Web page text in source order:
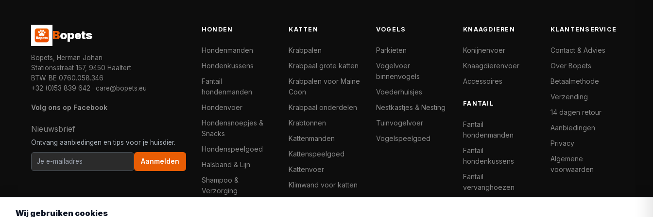
Bopets
Bopets, Herman Johan
Stationsstraat 157, 9450 Haaltert
BTW: BE 0760.058.346
+32 (0)53 839 642 · care@bopets.eu
Volg ons op Facebook
Nieuwsbrief
Ontvang aanbiedingen en tips voor je huisdier.
Aanmelden
HONDEN
Hondenmanden
Hondenkussens
Fantail
hondenmanden
Hondenvoer
Hondensnoepjes &
Snacks
Hondenspeelgoed
Halsband & Lijn
Shampoo &
Verzorging
KATTEN
Krabpalen
Krabpaal grote katten
Krabpalen voor Maine
Coon
Krabpaal onderdelen
Krabtonnen
Kattenmanden
Kattenspeelgoed
Kattenvoer
Klimwand voor katten
VOGELS
Parkieten
Vogelvoer
binnenvogels
Voederhuisjes
Nestkastjes & Nesting
Tuinvogelvoer
Vogelspeelgoed
KNAAGDIEREN
Konijnenvoer
Knaagdierenvoer
Accessoires
FANTAIL
Fantail
hondenmanden
Fantail
hondenkussens
Fantail
vervanghoezen
KLANTENSERVICE
Contact & Advies
Over Bopets
Betaalmethode
Verzending
14 dagen retour
Aanbiedingen
Privacy
Algemene
voorwaarden
Wij gebruiken cookies